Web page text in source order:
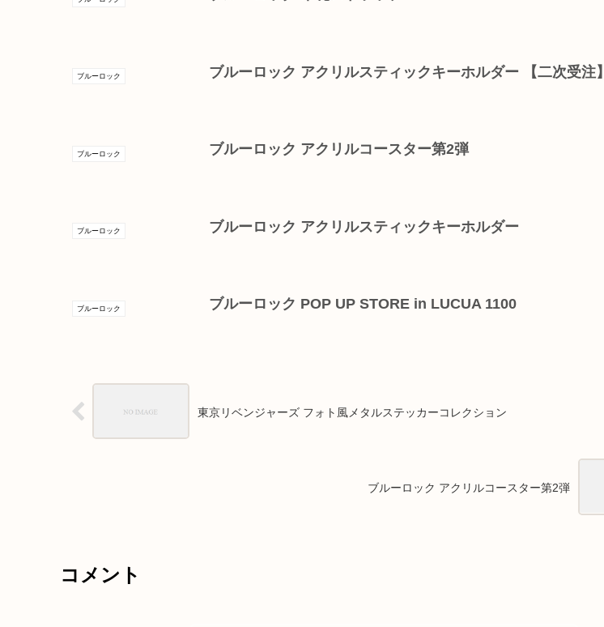
ブルーロック ブルーロック アクリルスティックキーホルダー 【二次受注】
ブルーロック ブルーロック アクリルコースター第2弾
ブルーロック ブルーロック アクリルスティックキーホルダー
ブルーロック ブルーロック POP UP STORE in LUCUA 1100
東京リベンジャーズ フォト風メタルステッカーコレクション
ブルーロック アクリルコースター第2弾
コメント